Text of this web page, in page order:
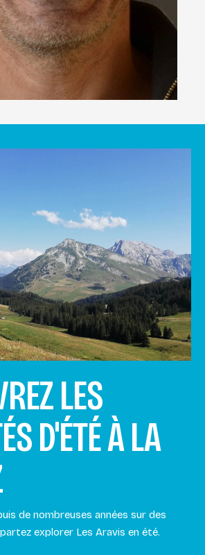
LES
D'ÉTÉ À LA
de nombreuses années sur des
explorer Les Aravis en été.